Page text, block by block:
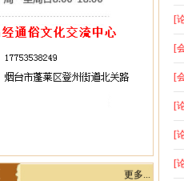
更多...
[
[
[
[
[
[